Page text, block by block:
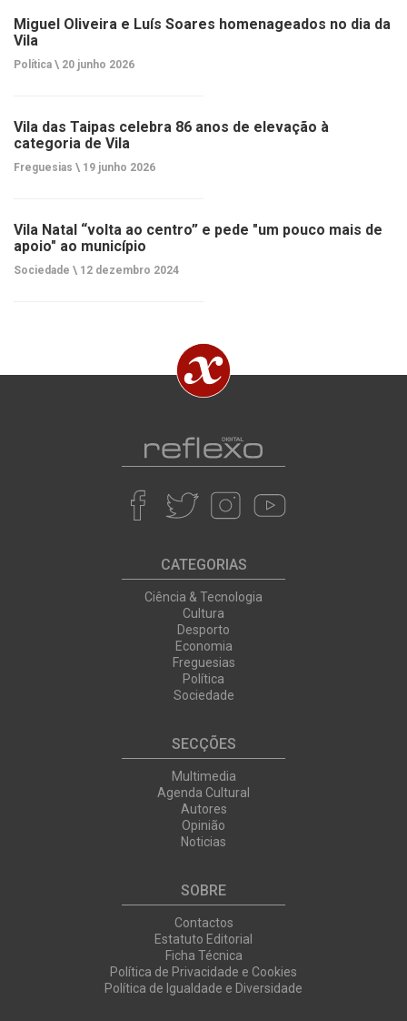
Miguel Oliveira e Luís Soares homenageados no dia da
Vila
Política \ 20 junho 2026
Vila das Taipas celebra 86 anos de elevação à
categoria de Vila
Freguesias \ 19 junho 2026
Vila Natal “volta ao centro” e pede "um pouco mais de
apoio" ao município
Sociedade \ 12 dezembro 2024
CATEGORIAS
Ciência & Tecnologia
Cultura
Desporto
Economia
Freguesias
Política
Sociedade
SECÇÕES
Multimedia
Agenda Cultural
Autores
Opinião
Noticias
SOBRE
Contactos
Estatuto Editorial
Ficha Técnica
Política de Privacidade e Cookies
Política de Igualdade e Diversidade